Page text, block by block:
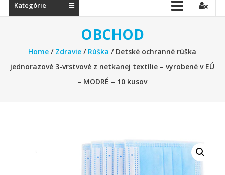
Kategórie
OBCHOD
Home / Zdravie / Rúška / Detské ochranné rúška
jednorazové 3-vrstvové z netkanej textílie – vyrobené v EÚ
– MODRÉ – 10 kusov